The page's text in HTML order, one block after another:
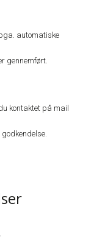
automatiske
gennemført.
kontaktet på mail